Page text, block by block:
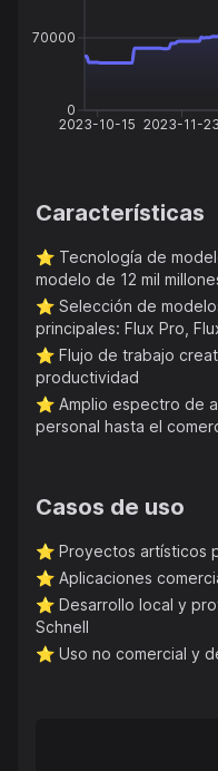
2023-10-15 2023-11-23
0
70000
Características
⭐️ Tecnología de
modelo de 12 mil
⭐️ Selección de
principales: Flux Pro,
⭐️ Flujo de trabajo
productividad
⭐️ Amplio espectro de
personal hasta el
Casos de uso
⭐️ Proyectos artísticos
⭐️ Aplicaciones
⭐️ Desarrollo local y
Schnell
⭐️ Uso no comercial y